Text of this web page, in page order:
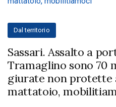
Dal territorio
Sassari. Assalto a
Tramaglino sono 70
giurate non protette
mattatoio,